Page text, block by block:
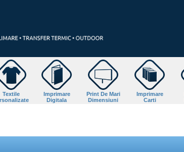
Textile
Imprimare
Digitala
Print De Mari
Dimensiuni
Imprimare
Carti